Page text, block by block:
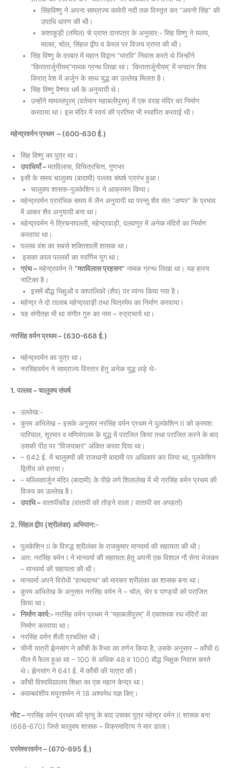
सिंहविष्णु ने अपना साम्राज्य कावेरी नदी तक विस्तृत कर “अवनी सिंह” की
उपाधि धारण की थी।
कशाकुड़ी (तमिल) से प्राप्त दानपत्र के अनुसार:- सिंह विष्णु ने मलय,
मालव, चोल, सिंहल द्वीप व केरल पर विजय प्राप्त की थी।
सिंह विष्णु के दरबार में महान विद्वान ”भारवि” निवास करते थे जिन्होंने
“किरातार्जुनीयम्”नामक ग्रन्थ लिखा था। ‘किरातार्जुनीयम्’ में भगवान शिव
किरात् वेश में अर्जुन के साथ युद्ध का उल्लेख मिलता है।
सिंह विष्णु वैष्णव धर्म के अनुयायी थे।
उन्होंने मामल्लपुरम् (वर्तमान महाबलीपुरम्) में एक वराह मंदिर का निर्माण
करवाया था। इस मंदिर में स्वयं की प्रतिमा भी स्थापित करवाई थी।
महेन्द्रवर्मन प्रथम – (600-630 ई.)
सिंह विष्णु का पुत्र था।
उपाधियाँ –मतविलास, विचित्रचित्त, गुणभर
इसी के समय चालुक्य (बादामी) पल्लव संघर्ष प्रारंभ हुआ।
चालुक्य शासक-पुलकेशिन II ने आक्रमण किया।
महेन्द्रवर्मन प्रारंभिक समय में जैन अनुयायी था परन्तु शैव संत “अप्पर” के प्रभाव
में आकर शैव अनुयायी बना था।
महेन्द्रवर्मन ने त्रिचनापल्ली, महेन्द्रवाड़ी, दलवणूर में अनेक मंदिरों का निर्माण
करवाया था।
पल्लव वंश का सबसे शक्तिशाली शासक था।
इसका काल पल्लवों का स्वर्णिम युग था।
ग्रंथ – महेन्द्रवर्मन ने “मतविलास प्रहसन” नामक ग्रन्थ लिखा था। यह हास्य
नाटिका है।
इसमें बौद्ध भिक्षुओं व कापालिकों (शैव) पर व्यंग्य किया गया है।
महेन्द्र ने दो तालाब महेन्द्रवाड़ी तथा चित्रमेघ का निर्माण करवाया।
यह संगीतज्ञ भी था संगीत गुरु का नाम – रुद्राचार्य था।
नरसिंह वर्मन प्रथम – (630-668 ई.)
महेन्द्रवर्मन का पुत्र था।
नरसिंहवर्मन ने साम्राज्य विस्तार हेतु अनेक युद्ध लड़े थे-
1. पल्लव – चालुक्य संघर्ष
उल्लेख:-
कुरम अभिलेख – इसके अनुसार नरसिंह वर्मन प्रथम ने पुलकेशिन II को क्रमश:
पारियाल, शूरमार व मणिमंगलम के युद्ध में पराजित किया तथा पराजित करने के बाद
उसकी पीठ पर “विजयाक्षर” अंकित करवा दिया था।
– 642 ई. में चालुक्यों की राजधानी बादामी पर अधिकार कर लिया था, पुलकेशिन
द्वितीय को हराया।
– मल्लिकार्जुन मंदिर (बादामी) के पीछे लगे शिलालेख में भी नरसिंह वर्मन प्रथम की
विजय का उल्लेख है।
उपाधि – वातापीकोंड (वातापी को तोड़ने वाला / वातापी का अपहर्ता)
2. सिंहल द्वीप (श्रीलंका) अभियान:–
पुलकेशिन II के विरुद्ध श्रीलंका के राजकुमार मानवर्मा की सहायता की थी।
अत: नरसिंह वर्मन I ने मानवर्मा की सहायता हेतु अपनी एक विशाल नौ सेना भेजकर
– मानवर्मा की सहायता की थी।
मानवर्मा अपने विरोधी “हत्थदत्थ” को मारकर श्रीलंका का शासक बना था।
कुरम अभिलेख के अनुसार नरसिंह वर्मन ने – चोल, चेर व पाण्ड्यों को पराजित
किया था।
निर्माण कार्य:-नरसिंह वर्मन प्रथम ने “महाबलीपुरम्” में एकाश्मक रथ मंदिरों का
निर्माण करवाया था।
नरसिंह वर्मन शैली प्रचलित थी।
चीनी यात्री ह्वेनसांग ने काँची के वैभव का वर्णन किया है, उसके अनुसार – काँची 6
मील में फैला हुआ था – 100 से अधिक 48 व 1000 बौद्ध भिक्षुक निवास करते
थे। ह्नेनसांग ने 641 ई. में काँची की यात्रा की।
काँची विश्वविद्यालय शिक्षा का एक महान केन्द्र था।
कदम्बवंशीय मयुरशर्मन ने 18 अश्वमेध यज्ञ किए।
नोट –नरसिंह वर्मन प्रथम की मृत्यु के बाद उसका पुत्र महेन्द्र वर्मन II शासक बना
(668-670) जिसे चालुक्य शासक – विक्रमादित्य ने मार डाला।
परमेश्वरवर्मन – (670-695 ई.)